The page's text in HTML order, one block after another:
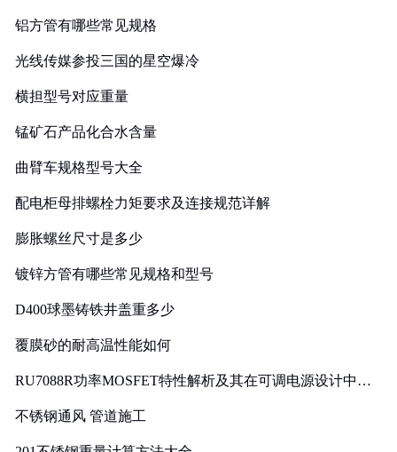
铝方管有哪些常见规格
光线传媒参投三国的星空爆冷
横担型号对应重量
锰矿石产品化合水含量
曲臂车规格型号大全
配电柜母排螺栓力矩要求及连接规范详解
膨胀螺丝尺寸是多少
镀锌方管有哪些常见规格和型号
D400球墨铸铁井盖重多少
覆膜砂的耐高温性能如何
RU7088R功率MOSFET特性解析及其在可调电源设计中的
不锈钢通风 管道施工